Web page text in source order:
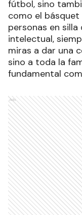
fútbol, sino
como el
personas en
intelectual,
miras a dar una
sino a toda la
fundamental
Ads